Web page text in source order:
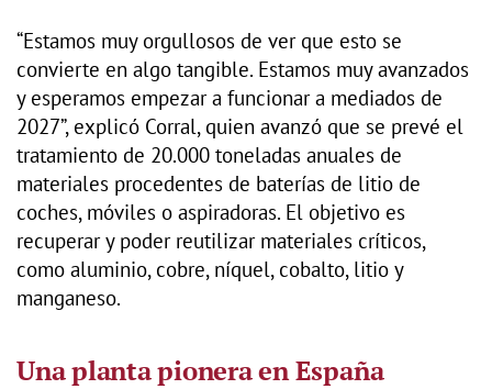
“Estamos muy orgullosos de ver que esto se
convierte en algo tangible. Estamos muy avanzados
y esperamos empezar a funcionar a mediados de
2027”, explicó Corral, quien avanzó que se prevé el
tratamiento de 20.000 toneladas anuales de
materiales procedentes de baterías de litio de
coches, móviles o aspiradoras. El objetivo es
recuperar y poder reutilizar materiales críticos,
como aluminio, cobre, níquel, cobalto, litio y
manganeso.
Una planta pionera en España